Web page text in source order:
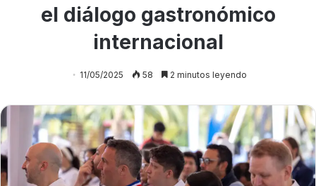
el diálogo gastronómico
internacional
11/05/2025 58 2 minutos leyendo